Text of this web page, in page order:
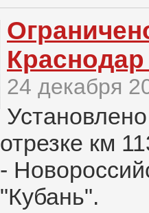
24 декабря
отрезке км
-
"Кубань".